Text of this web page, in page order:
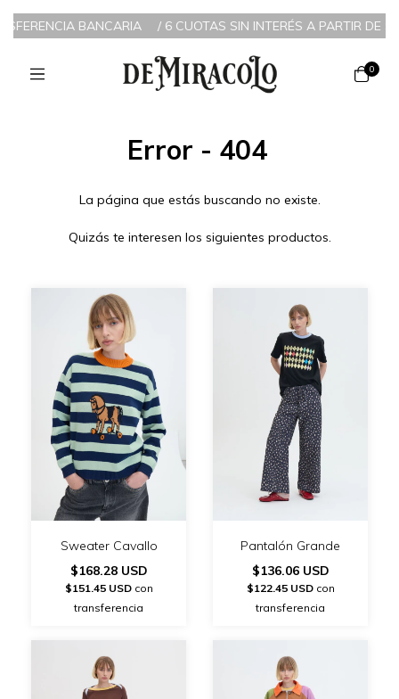
BANCARIA 6 CUOTAS SIN INTERÉS A PARTIR DE
0
Error - 404
La página que estás buscando no existe.
Quizás te interesen los siguientes productos.
Sweater Cavallo
$168.28 USD
$151.45 USDcon
transferencia
Pantalón Grande
$136.06 USD
$122.45 USDcon
transferencia